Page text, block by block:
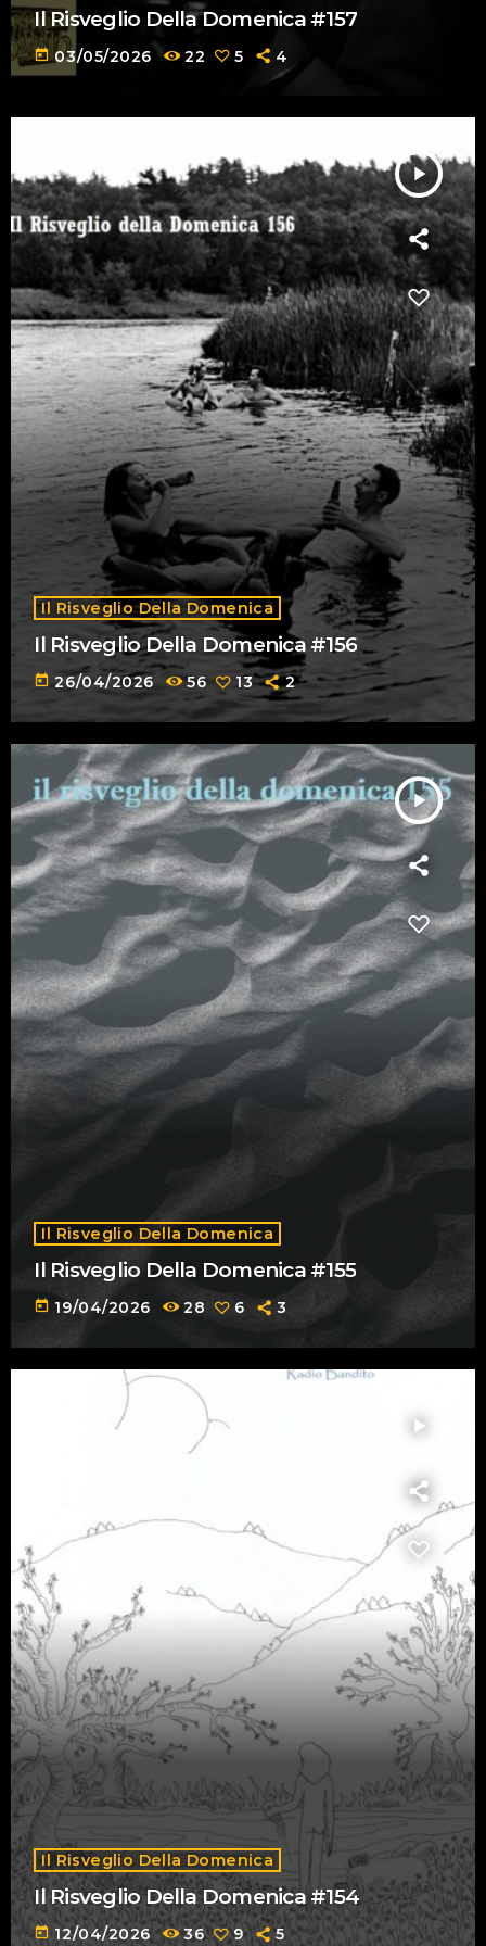
Il Risveglio Della Domenica #157
today 03/05/2026 22 5 4
play_arrow
Il Risveglio Della Domenica
Il Risveglio Della Domenica #156
today 26/04/2026 56 13 2
play_arrow
Il Risveglio Della Domenica
Il Risveglio Della Domenica #155
today 19/04/2026 28 6 3
play_arrow
Il Risveglio Della Domenica
Il Risveglio Della Domenica #154
today 12/04/2026 36 9 5